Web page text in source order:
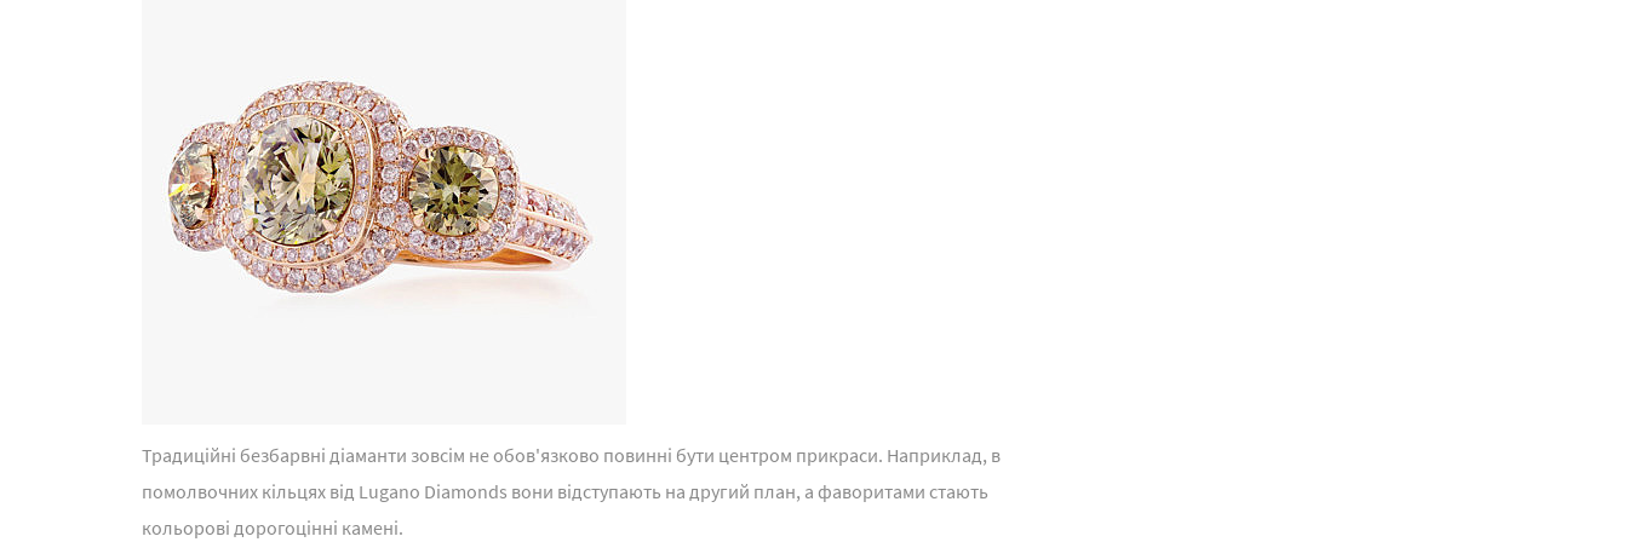
Традиційні безбарвні діаманти зовсім не обов'язково повинні бути центром прикраси. Наприклад, в
помолвочних кільцях від Lugano Diamonds вони відступають на другий план, а фаворитами стають
кольорові дорогоцінні камені.